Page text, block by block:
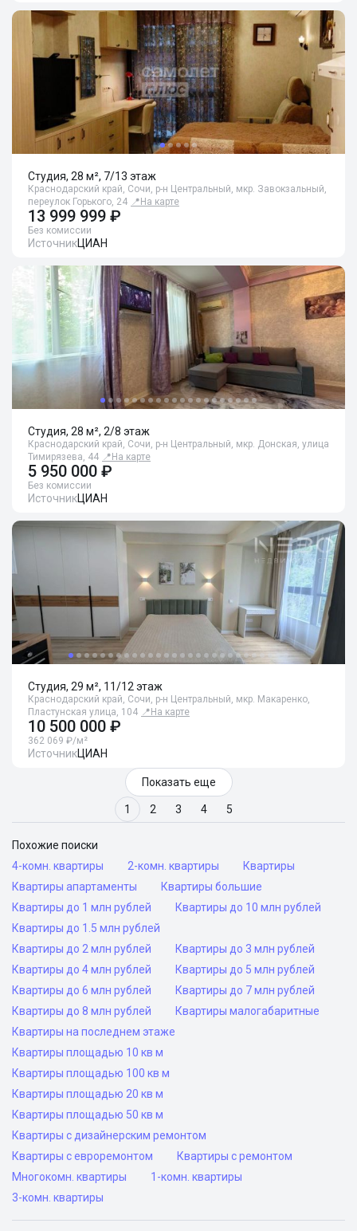
Студия, 28 м², 7/13 этаж
Краснодарский край, Сочи, р-н Центральный, мкр. Завокзальный,
переулок Горького, 24 📍 На карте
13 999 999 ₽
Без комиссии
ИсточникЦИАН
Студия, 28 м², 2/8 этаж
Краснодарский край, Сочи, р-н Центральный, мкр. Донская, улица
Тимирязева, 44 📍 На карте
5 950 000 ₽
Без комиссии
ИсточникЦИАН
Студия, 29 м², 11/12 этаж
Краснодарский край, Сочи, р-н Центральный, мкр. Макаренко,
Пластунская улица, 104 📍 На карте
10 500 000 ₽
362 069 ₽/м²
ИсточникЦИАН
Показать еще
1 2 3 4 5
Похожие поиски
4-комн. квартиры
2-комн. квартиры
Квартиры
Квартиры апартаменты
Квартиры большие
Квартиры до 1 млн рублей
Квартиры до 10 млн рублей
Квартиры до 1.5 млн рублей
Квартиры до 2 млн рублей
Квартиры до 3 млн рублей
Квартиры до 4 млн рублей
Квартиры до 5 млн рублей
Квартиры до 6 млн рублей
Квартиры до 7 млн рублей
Квартиры до 8 млн рублей
Квартиры малогабаритные
Квартиры на последнем этаже
Квартиры площадью 10 кв м
Квартиры площадью 100 кв м
Квартиры площадью 20 кв м
Квартиры площадью 50 кв м
Квартиры с дизайнерским ремонтом
Квартиры с евроремонтом
Квартиры с ремонтом
Многокомн. квартиры
1-комн. квартиры
3-комн. квартиры